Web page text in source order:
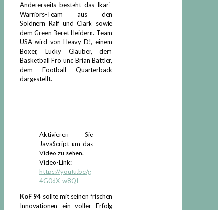
Andererseits besteht das Ikari-
Warriors-Team aus den
Söldnern Ralf und Clark sowie
dem Green Beret Heidern. Team
USA wird von Heavy D!, einem
Boxer, Lucky Glauber, dem
Basketball Pro und Brian Battler,
dem Football Quarterback
dargestellt.
Aktivieren Sie
JavaScript um das
Video zu sehen.
Video-Link:
https://youtu.be/g
4G0dX-w8QI
KoF 94 sollte mit seinen frischen
Innovationen ein voller Erfolg